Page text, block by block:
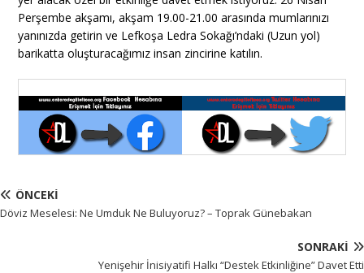
Perşembe akşamı, akşam 19.00-21.00 arasında mumlarınızı
yanınızda getirin ve Lefkoşa Ledra Sokağı’ndaki (Uzun yol)
barikatta oluşturacağımız insan zincirine katılın.
ÖNCEKI
Döviz Meselesi: Ne Umduk Ne Buluyoruz? – Toprak Günebakan
SONRAKI
Yenişehir İnisiyatifi Halkı “Destek Etkinliğine” Davet Etti